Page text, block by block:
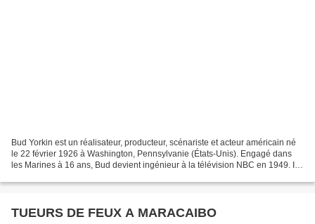
Bud Yorkin est un réalisateur, producteur, scénariste et acteur américain né
le 22 février 1926 à Washington, Pennsylvanie (États-Unis). Engagé dans
les Marines à 16 ans, Bud devient ingénieur à la télévision NBC en 1949. Il
TUEURS DE FEUX A MARACAIBO